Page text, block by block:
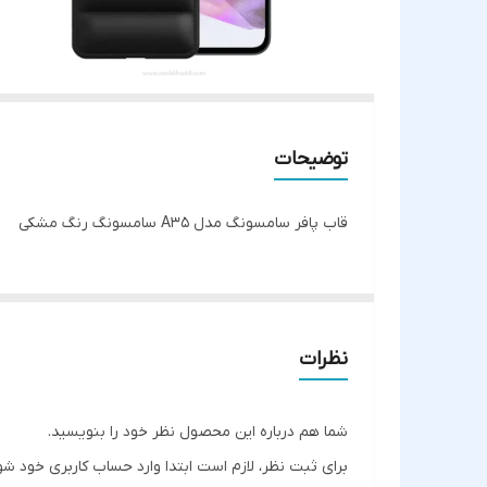
توضیحات
قاب پافر سامسونگ مدل A35 سامسونگ رنگ مشکی
نظرات
شما هم درباره این محصول نظر خود را بنویسید.
برای ثبت نظر، لازم است ابتدا وارد حساب کاربری خود